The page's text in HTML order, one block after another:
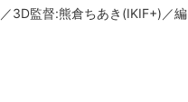
3D監督:熊倉ちあき(IKIF+)／編